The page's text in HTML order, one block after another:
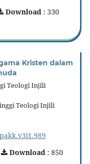
Download : 330
Kristen dalam
Teologi Injili
Teologi Injili
Download : 850